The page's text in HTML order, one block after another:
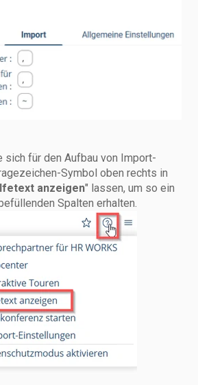
sich für den Aufbau von Import-
Symbol oben rechts in
anzeigen" lassen, um so ein
Spalten erhalten.